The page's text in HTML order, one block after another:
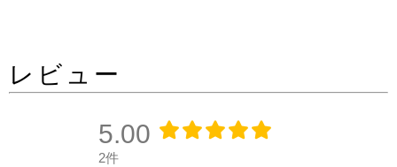
レビュー
5.00
2件